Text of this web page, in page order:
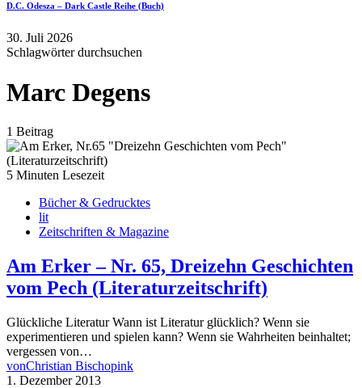
D.C. Odesza – Dark Castle Reihe (Buch)
30. Juli 2026
Schlagwörter durchsuchen
Marc Degens
1 Beitrag
5 Minuten Lesezeit
Bücher & Gedrucktes
lit
Zeitschriften & Magazine
Am Erker – Nr. 65, Dreizehn Geschichten
vom Pech (Literaturzeitschrift)
Glückliche Literatur Wann ist Literatur glücklich? Wenn sie
experimentieren und spielen kann? Wenn sie Wahrheiten beinhaltet;
vergessen von…
vonChristian Bischopink
1. Dezember 2013